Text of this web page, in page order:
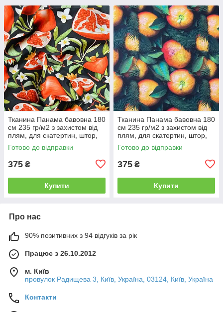
Тканина Панама бавовна 180
см 235 гр/м2 з захистом від
плям, для скатертин, штор,
декору
Готово до відправки
375 ₴
Купити
Тканина Панама бавовна 180
см 235 гр/м2 з захистом від
плям, для скатертин, штор,
декору
Готово до відправки
375 ₴
Купити
Про нас
90% позитивних з 94 відгуків за рік
Працює з 26.10.2012
м. Київ
провулок Радищева 3, Київ, Україна, 03124, Київ, Україна
Контакти